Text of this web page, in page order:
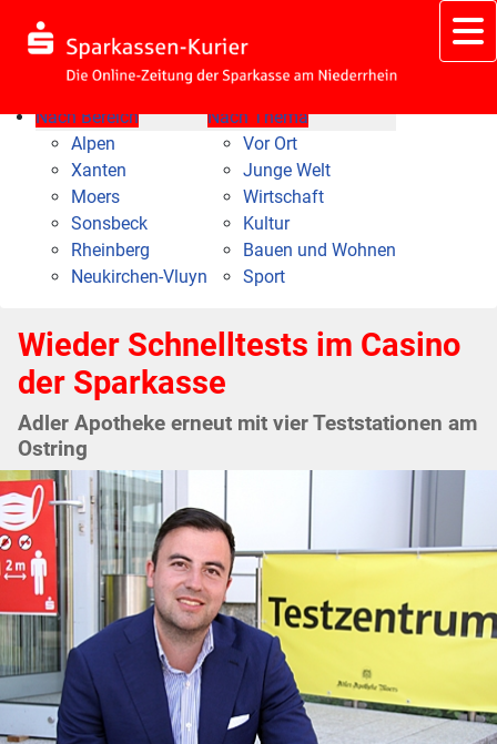
Nach Bereich
Alpen
Xanten
Moers
Sonsbeck
Rheinberg
Neukirchen-Vluyn
Nach Thema
Vor Ort
Junge Welt
Wirtschaft
Kultur
Bauen und Wohnen
Sport
Wieder Schnelltests im Casino
der Sparkasse
Adler Apotheke erneut mit vier Teststationen am
Ostring